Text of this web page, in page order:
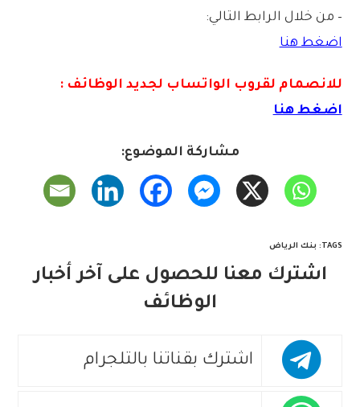
– من خلال الرابط التالي:
اضغط هنا
للانصمام لقروب الواتساب لجديد الوظائف :
اضغط هنا
مشاركة الموضوع:
TAGS
: بنك الرياض
اشترك معنا للحصول على آخر أخبار
الوظائف
اشترك بقناتنا بالتلجرام